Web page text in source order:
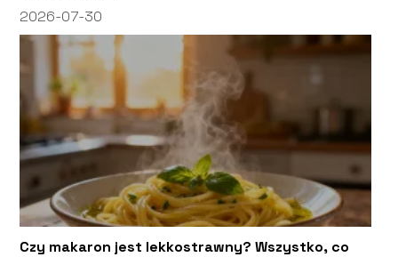
2026-07-30
Czy makaron jest lekkostrawny? Wszystko, co